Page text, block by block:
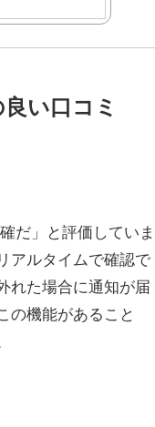
い口コミ
だ」と評価していま
アルタイムで確認で
れた場合に通知が届
の機能があること